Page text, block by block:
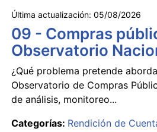
Última actualización: 05/08/2026
09 - Compras
Observatorio
¿Qué problema pretende
Observatorio de Compras
de análisis, monitoreo...
Categorías: Rendición de